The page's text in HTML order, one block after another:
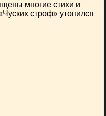
многие стихи и
строф» утопился